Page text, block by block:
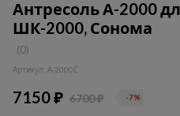
Антресоль А-2000
ШК-2000, Сонома
(0)
Артикул: А-2000С
7150 ₽ 6700 ₽ -7%